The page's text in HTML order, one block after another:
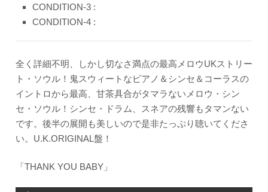
CONDITION-3 :
CONDITION-4 :
全く詳細不明、しかし切なさ満点の最高メロウUKストリー
ト・ソウル！鬼スウィートなピアノ＆シンセ＆コーラスの
イントロから最高、甘茶具合がタマラないメロウ・シン
セ・ソウル！シンセ・ドラム、スネアの残響もタマンない
です。後半の展開も美しいので是非たっぷり聴いてくださ
い。U.K.ORIGINAL盤！
「THANK YOU BABY」